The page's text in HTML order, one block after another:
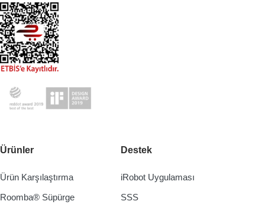
Ürünler
Ürün Karşılaştırma
Roomba® Süpürge
Destek
iRobot Uygulaması
SSS